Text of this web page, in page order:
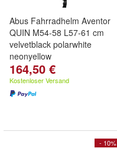
Abus Fahrradhelm Aventor
QUIN M54-58 L57-61 cm
velvetblack polarwhite
neonyellow
164,50 €
Kostenloser Versand
- 10%